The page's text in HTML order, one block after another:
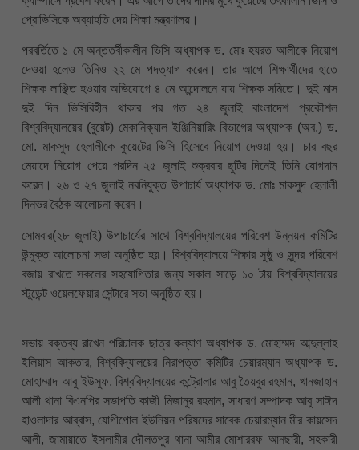
প্রোভিসিকে অব্যাহতি দেয় শিক্ষা মন্ত্রণালয়।
পরবর্তিতে ১ মে অন্ততর্বীকালীন ভিসি অধ্যাপক ড. মোঃ হযরত আলীকে নিয়োগ
দেওয়া হলেও তিনিও ২২ মে পদত্যাগ করেন। তার আগে শিক্ষার্থীদের হাতে
শিক্ষক লাঞ্ছিত হওয়ার অভিযোগে ৪ মে আন্দোলনে যায় শিক্ষক সমিতে। দুই মাস
দুই দিন ভিসিবিহীন থাকার পর গত ২৪ জুলাই বাংলাদেশ প্রকৌশল
বিশ্ববিদ্যালয়ের (বুয়েট) মেকানিক্যাল ইঞ্জিনিয়ারিং বিভাগের অধ্যাপক (অব.) ড.
মো. মাকসুদ হেলালীকে কুয়েটের ভিসি হিসেবে নিয়োগ দেওয়া হয়। চার বছর
মেয়াদে নিয়োগ পেয়ে পরদিন ২৫ জুলাই শুক্রবার ছুটির দিনেই তিনি যোগদান
করেন। ২৬ ও ২৭ জুলাই নবনিযুক্ত উপাচার্য অধ্যাপক ড. মোঃ মাকসুদ হেলালী
দিনভর বৈঠক আলোচনা করেন।
সোমবার(২৮ জুলাই) উপাচার্যের সাথে বিশ্ববিদ্যালয়ের পরিবেশ উন্নয়ন কমিটির
উন্মুক্ত আলোচনা সভা অনুষ্ঠিত হয়। বিশ্ববিদ্যালয়ে শিক্ষার সুষ্ঠু ও সুন্দর পরিবেশ
বজায় রাখতে সকলের সহযোগিতার জন্য সকাল সাড়ে ১০ টায় বিশ্ববিদ্যালয়ের
স্টুডেন্ট ওয়েলফেয়ার সেন্টারে সভা অনুষ্ঠিত হয়।
সভায় বক্তব্য রাখেন পরিচালক ছাত্র কল্যাণ অধ্যাপক ড. মোহাম্মদ আব্দুল্লাহ
ইলিয়াস আকতার, বিশ্ববিদ্যালয়ের নিরাপত্তা কমিটির চেয়ারম্যান অধ্যাপক ড.
মোহাম্মাদ আবু ইউসুফ, বিশ্ববিদ্যালয়ের কন্ট্রোলার আবু তৈয়বুর রহমান, খানজাহান
আলী থানা বিএনপির সভাপতি কাজী মিজানুর রহমান, সাধারণ সম্পাদক আবু সাঈদ
হাওলাদার আব্বাস, যোগীপোল ইউনিয়ন পরিষদের সাবেক চেয়ারম্যান মীর কায়সেদ
আলী, জামায়াতে ইসলামীর দৌলতপুর থানা আমীর মোশাররফ আনছারী, সহকারী